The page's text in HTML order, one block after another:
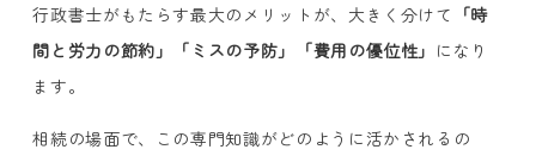
行政書士がもたらす最大のメリットが、大きく分けて 「時
間と労力の節約」「ミスの予防」「費用の優位性」 になり
ます。
相続の場面で、この専門知識がどのように活かされるの